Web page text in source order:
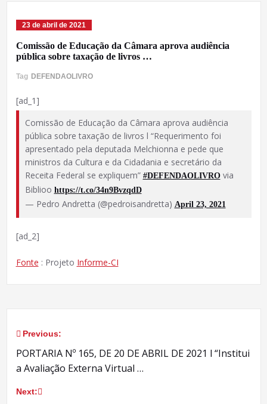
23 de abril de 2021
Comissão de Educação da Câmara aprova audiência
pública sobre taxação de livros …
Tag DEFENDAOLIVRO
[ad_1]
Comissão de Educação da Câmara aprova audiência
pública sobre taxação de livros l “Requerimento foi
apresentado pela deputada Melchionna e pede que
ministros da Cultura e da Cidadania e secretário da
Receita Federal se expliquem” #DEFENDAOLIVROvia
Biblioo https://t.co/34n9BvzqdD
— Pedro Andretta (@pedroisandretta) April 23, 2021
[ad_2]
Fonte : Projeto Informe-CI
Navegação
de
Post
Previous:
PORTARIA Nº 165, DE 20 DE ABRIL DE 2021 l “Institui
a Avaliação Externa Virtual …
Next: